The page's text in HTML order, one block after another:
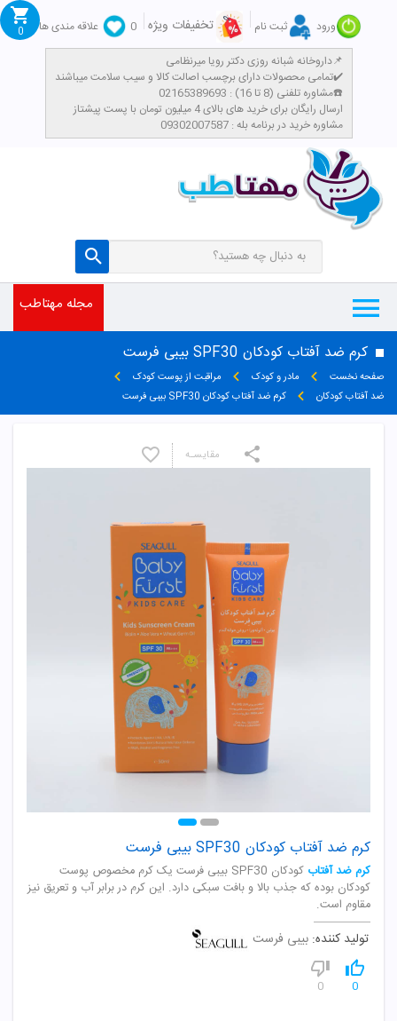
ورود ثبت نام تخفیفات ویژه 0
علاقه مندی ها
داروخانه شبانه روزی دکتر رویا میرنظامی📌
تمامی محصولات دارای برچسب اصالت کالا و سیب سلامت میباشند✔️
مشاوره تلفنی (8 تا 16) : 02165389693☎️
​ارسال رایگان برای خرید های بالای 4 میلیون تومان با پست پیشتاز
مشاوره خرید در برنامه بله : 09302007587
0
مجله مهتاطب
کرم ضد آفتاب کودکان SPF30 بیبی فرست
صفحه نخست مادر و کودک
مراقبت از پوست کودک
ضد آفتاب کودکان
کرم ضد آفتاب کودکان SPF30 بیبی فرست
کرم ضد آفتاب کودکان SPF30 بیبی فرست
کرم ضد آفتاب
کودکان SPF30 بیبی فرست یک کرم مخصوص پوست
کودکان بوده که جذب بالا و بافت سبکی دارد. این کرم در برابر آب و تعریق نیز
مقاوم است.
تولید کننده: بیبی فرست
0
0
مقایسـه